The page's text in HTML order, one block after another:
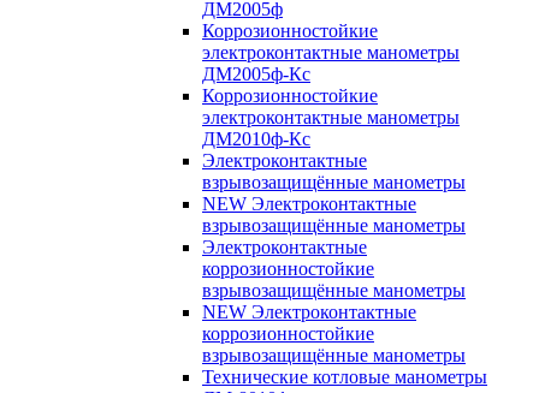
ДМ2005ф
Коррозионностойкие
электроконтактные манометры
ДМ2005ф-Кс
Коррозионностойкие
электроконтактные манометры
ДМ2010ф-Кс
Электроконтактные
взрывозащищённые манометры
NEW Электроконтактные
взрывозащищённые манометры
Электроконтактные
коррозионностойкие
взрывозащищённые манометры
NEW Электроконтактные
коррозионностойкие
взрывозащищённые манометры
Технические котловые манометры